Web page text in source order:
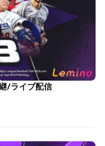
/ライブ配信